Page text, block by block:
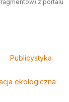
z portalu
Publicystyka
ekologiczna